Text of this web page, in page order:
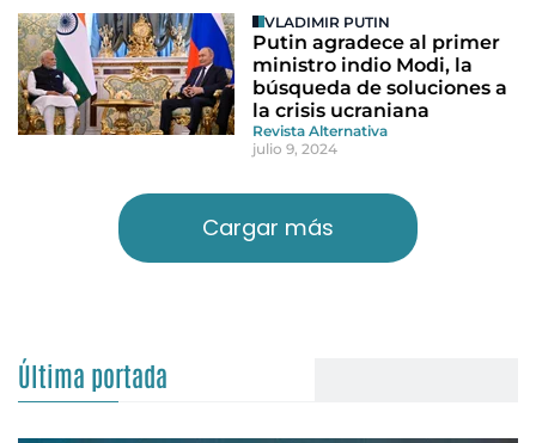
VLADIMIR PUTIN
Putin agradece al primer
ministro indio Modi, la
búsqueda de soluciones a
la crisis ucraniana
Revista Alternativa
julio 9, 2024
Cargar más
Última portada